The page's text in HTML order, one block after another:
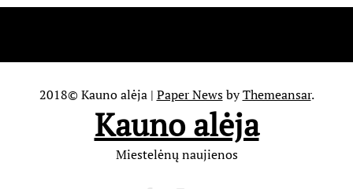
2018© Kauno alėja | Paper NewsbyThemeansar.
Kauno alėja
Miestelėnų naujienos